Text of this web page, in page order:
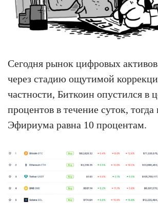
Сегодня рынок цифровых
через стадию ощутимой
частности, Биткоин опустился в
процентов в течение суток, тогда
Эфириума равна 10 процентам.